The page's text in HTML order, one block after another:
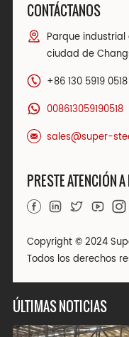
CONTÁCTANOS
Parque industrial
ciudad de
+86 130 5919 0518
008613059190518
sales@super-
PRESTE ATENCIÓN
Copyright © 2024
Todos los derechos
ÚLTIMAS NOTICIAS